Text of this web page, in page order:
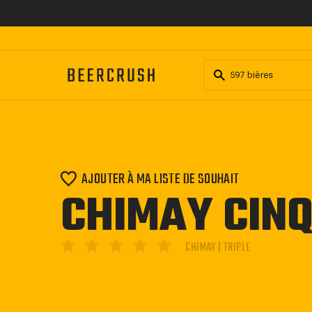
au
AJOUTER À MA LISTE DE SOUHAIT
CHIMAYCHIMAY | TRIPLE